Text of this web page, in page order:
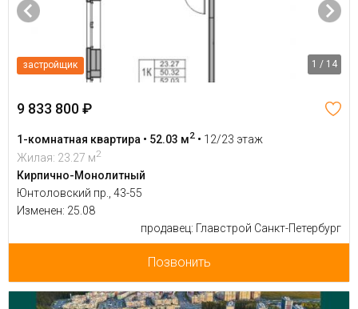
застройщик 1 / 14
9 833 800 ₽
1-комнатная квартира • 52.03 м2 • 12/23 этаж
Жилая: 23.27 м2
Кирпично-Монолитный
Юнтоловский пр., 43-55
Изменен: 25.08
продавец: Главстрой Санкт-Петербург
Позвонить